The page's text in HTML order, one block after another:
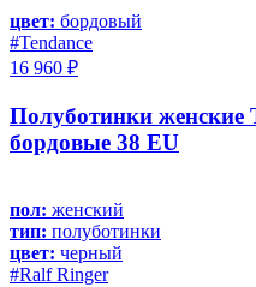
цвет: бордовый
#Tendance
16 960 ₽
Полуботинки женские
бордовые 38 EU
пол: женский
тип: полуботинки
цвет: черный
#Ralf Ringer